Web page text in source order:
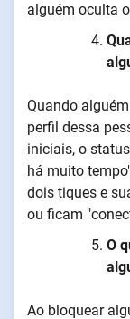
alguém oculta
Quando
perfil dessa
iniciais, o
há muito
dois tiques e
ou ficam
O
Ao bloquear